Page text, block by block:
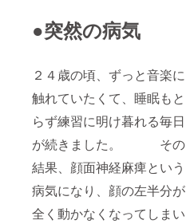
●突然の病気
２４歳の頃、ずっと音楽に
触れていたくて、睡眠もと
らず練習に明け暮れる毎日
が続きました。 その
結果、顔面神経麻痺という
病気になり、顔の左半分が
全く動かなくなってしまい